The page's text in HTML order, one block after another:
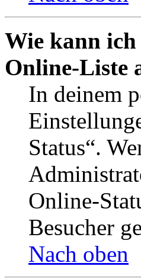
Wie kann
Online-Liste
In deinem
Status“.
Online-
Besucher
Nach oben